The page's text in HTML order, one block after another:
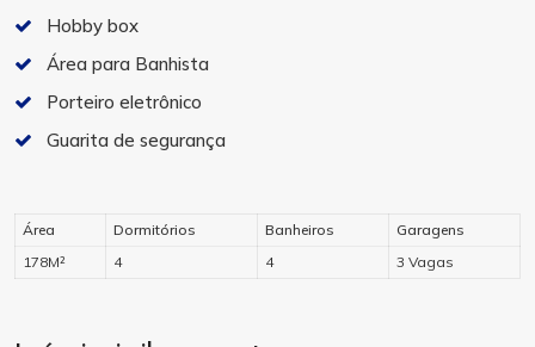
Hobby box
Área para Banhista
Porteiro eletrônico
Guarita de segurança
Área Dormitórios Banheiros
Garagens
178M²
4 4 3 Vagas